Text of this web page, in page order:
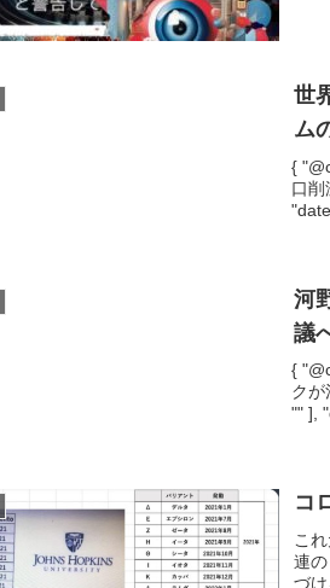
世
ム
{
口削
河
議
{
クが
"" ],
コ
こ
連
づ